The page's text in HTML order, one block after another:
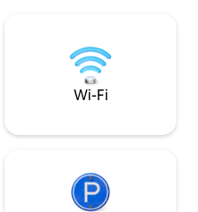
Wi-Fi